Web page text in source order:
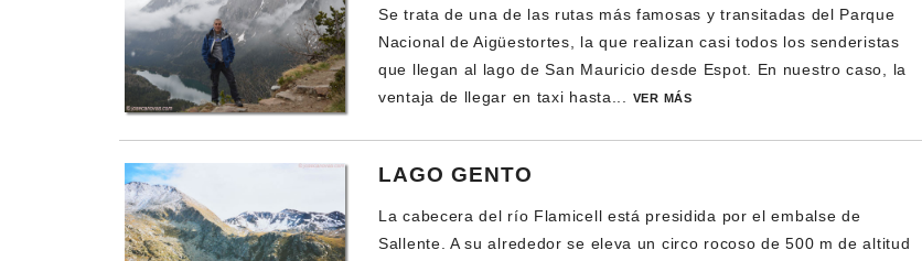
Se trata de una de las rutas más famosas y transitadas del Parque
Nacional de Aigüestortes, la que realizan casi todos los senderistas
que llegan al lago de San Mauricio desde Espot. En nuestro caso, la
ventaja de llegar en taxi hasta... VER MÁS
LAGO GENTO
La cabecera del río Flamicell está presidida por el embalse de
Sallente. A su alrededor se eleva un circo rocoso de 500 m de altitud